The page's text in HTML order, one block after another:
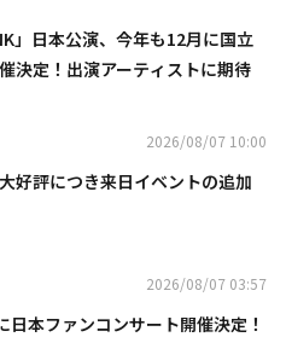
」日本公演、今年も12月に国立
決定！出演アーティストに期待
2026/08/07 10:00
好評につき来日イベントの追加
2026/08/07 03:57
日本ファンコンサート開催決定！